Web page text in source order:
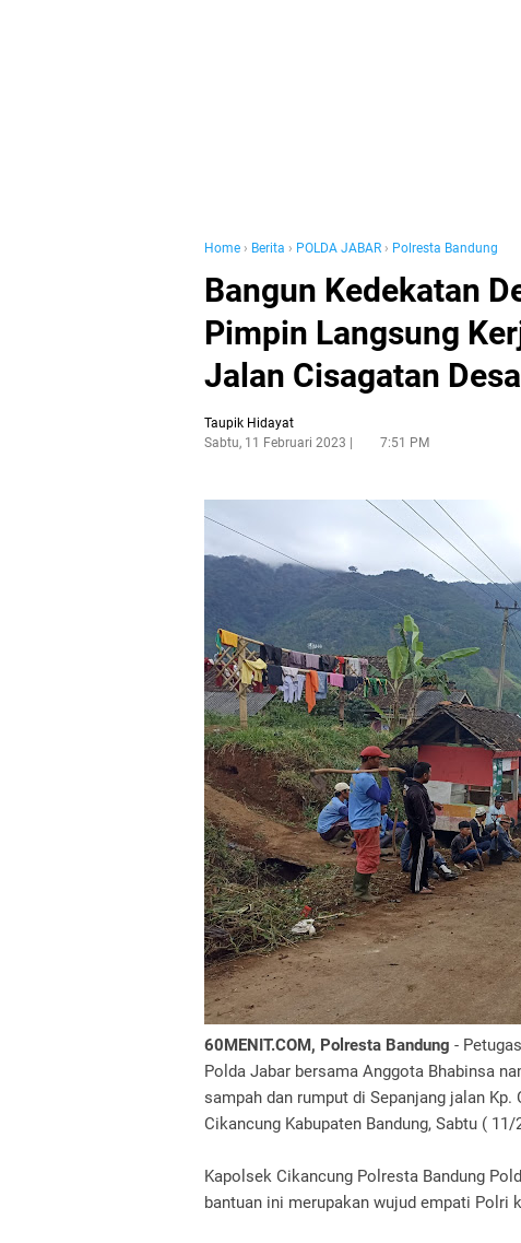
Home › Berita › POLDA JABAR › Polresta Bandung
Bangun Kedekatan
Pimpin Langsung
Jalan Cisagatan
Taupik Hidayat
Sabtu, 11 Februari 2023
7:51 PM
60MENIT.COM, Polresta Bandung -
Polda Jabar bersama Anggota Bhabinsa
sampah dan rumput di Sepanjang jalan
Cikancung Kabupaten Bandung, Sabtu ( 11/
Kapolsek Cikancung Polresta Bandung
bantuan ini merupakan wujud empati Polri